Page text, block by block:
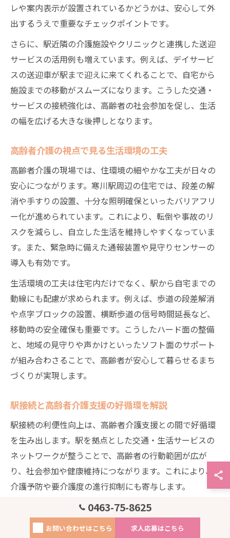
レや案内表示が設置されているかどうかは、安心して外
出するうえで重要なチェックポイントです。
さらに、駅近隣の介護施設やクリニックと連携した送迎
サービスの活用例も増えています。例えば、デイサービ
スの送迎車が駅まで迎えに来てくれることで、自宅から
施設までの移動がスムーズになります。こうした交通・
サービスの接続強化は、高齢者の社会参加を促し、生活
の幅を広げる大きな後押しとなります。
高齢者介護の視点で見る生活環境の工夫
高齢者介護の現場では、住環境の細やかな工夫が日々の
安心につながります。寒川駅周辺の住宅では、段差の解
消や手すりの設置、十分な照明確保といったバリアフリ
ー化が進められています。これにより、転倒や事故のリ
スクを減らし、自立した生活を維持しやすくなっていま
す。また、緊急時に備えた通報装置や見守りセンサーの
導入も有効です。
生活環境の工夫は住宅内だけでなく、駅から自宅までの
動線にも配慮が求められます。例えば、歩道の段差解消
や点字ブロックの設置、横断歩道の信号時間延長など、
移動時の安全確保も重要です。こうしたハード面の整備
と、地域の見守りや声かけといったソフト面のサポート
が組み合わさることで、高齢者が安心して暮らせるまち
づくりが実現します。
駅接続と高齢者介護支援の好循環を解説
駅接続の利便性向上は、高齢者介護支援との間で好循環
を生み出します。駅を拠点とした交通・生活サービスの
ネットワークが整うことで、高齢者の行動範囲が広が
り、社会参加や健康維持につながります。これにより、
介護予防や要介護度の進行抑制にも寄与します。
また、駅周辺の医療機関・介護施設・地域包括支援セン
ターが連携することで、情報共有や緊急時の対応力も向
0463-75-8625
お問い合わせはこちら 求人応募はこちら